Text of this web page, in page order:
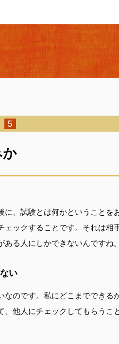
5
か
に、試験とは何かということを
ェックすることです。それは相
る人にしかできないんですね
い
のです。私にどこまでできる
、他人にチェックしてもらうこ